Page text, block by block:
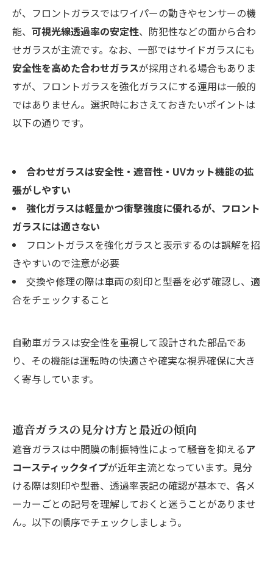
が、フロントガラスではワイパーの動きやセンサーの機
能、 可視光線透過率の安定性、防犯性などの面から合わ
せガラスが主流です。なお、一部ではサイドガラスにも
安全性を高めた合わせガラスが採用される場合もありま
すが、フロントガラスを強化ガラスにする運用は一般的
ではありません。選択時におさえておきたいポイントは
以下の通りです。
合わせガラスは安全性・遮音性・UVカット機能の拡
張がしやすい
強化ガラスは軽量かつ衝撃強度に優れるが、フロント
ガラスには適さない
フロントガラスを強化ガラスと表示するのは誤解を招
きやすいので注意が必要
交換や修理の際は車両の刻印と型番を必ず確認し、適
合をチェックすること
自動車ガラスは安全性を重視して設計された部品であ
り、その機能は運転時の快適さや確実な視界確保に大き
く寄与しています。
遮音ガラスの見分け方と最近の傾向
遮音ガラスは中間膜の制振特性によって騒音を抑えるア
コースティックタイプが近年主流となっています。見分
ける際は刻印や型番、透過率表記の確認が基本で、各メ
ーカーごとの記号を理解しておくと迷うことがありませ
ん。以下の順序でチェックしましょう。